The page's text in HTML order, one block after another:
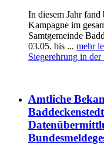
In diesem Jahr
Kampagne im
Samtgemeinde
03.05. bis ... mehr
Siegerehrung in der
Amtliche